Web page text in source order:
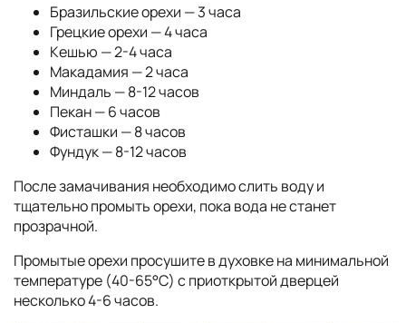
Бразильские орехи — 3 часа
Грецкие орехи — 4 часа
Кешью — 2-4 часа
Макадамия — 2 часа
Миндаль — 8-12 часов
Пекан — 6 часов
Фисташки — 8 часов
Фундук — 8-12 часов
После замачивания необходимо слить воду и
тщательно промыть орехи, пока вода не станет
прозрачной.
Промытые орехи просушите в духовке на минимальной
температуре (40-65°C) с приоткрытой дверцей
несколько 4-6 часов.